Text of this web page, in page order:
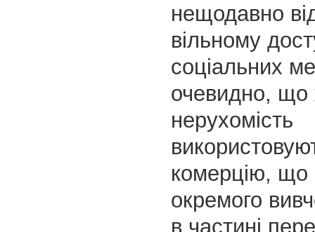
нещодавно
вільному
соціальних
очевидно, що
нерухомість
комерцію, що
окремого
в частині